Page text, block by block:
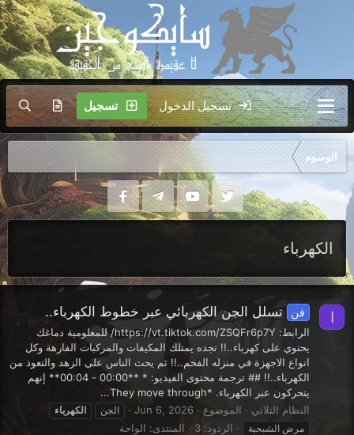
تسجيل الدخول تسجيل
الوسوم
الكهرباء
ا فن تسلل الجن الكهربائي عبر خطوط الكهرباء..
الرابط: https://vt.tiktok.com/ZSQFr6p7Y/ للمعلومية دماغك
يحتوي على كهرباء..!! تجده يمتلك المكيفات والمركبات الفارهة وكل
انواع الاجهزة في منزله الفخم..!! ثم يحث الناس على الزهد والتعوذ من
الكهرباء..!! ## ترجمة محتوى الفيديو: * **00:00 - 00:04** إنهم
يتحركون عبر الكهرباء. *They move through...
النظام الثلاثي
الموضوع Jun 6, 2026 الجن
الكهرباء
مرض الشبحية
الردود: 3 المنتدى: الواحة